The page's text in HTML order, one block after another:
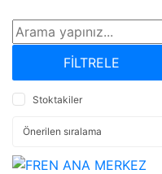
FİLTRELE
Stoktakiler